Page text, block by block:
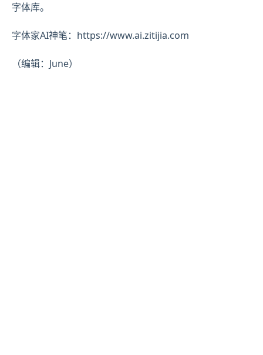
字体库。
字体家AI神笔：https://www.ai.zitijia.com
（编辑：June）